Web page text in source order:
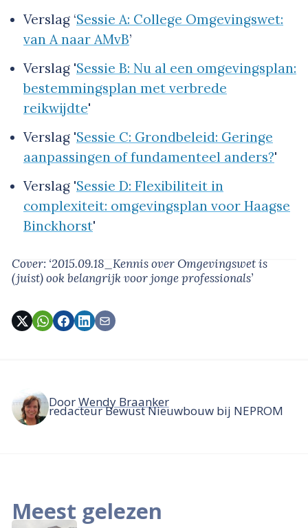
Verslag ‘Sessie A: College Omgevingswet:
van A naar AMvB’
Verslag 'Sessie B: Nu al een omgevingsplan:
bestemmingsplan met verbrede
reikwijdte'
Verslag 'Sessie C: Grondbeleid: Geringe
aanpassingen of fundamenteel anders?'
Verslag 'Sessie D: Flexibiliteit in
complexiteit: omgevingsplan voor Haagse
Binckhorst'
Cover: ‘2015.09.18_Kennis over Omgevingswet is
(juist) ook belangrijk voor jonge professionals’
DoorWendy Braanker
redacteur Bewust Nieuwbouw bij NEPROM
Meest gelezen